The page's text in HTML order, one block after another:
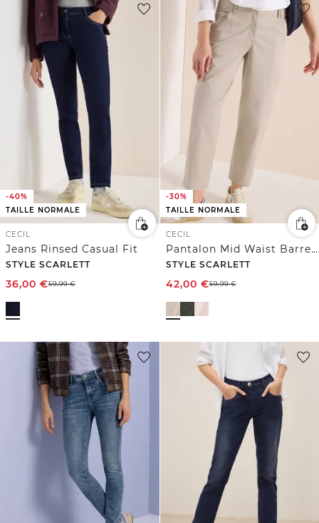
-40%
TAILLE NORMALE
CECIL
Jeans Rinsed Casual Fit
STYLE SCARLETT
36,00 €59,99€
-30%
TAILLE NORMALE
CECIL
Pantalon Mid Waist Barrel Leg à coupe décontractée
STYLE SCARLETT
42,00 €59,99€